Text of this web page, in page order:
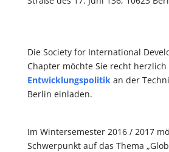
Die Society for International
Chapter möchte Sie recht
Entwicklungspolitik an der
Berlin einladen.
Im Wintersemester 2016 / 2017
Schwerpunkt auf das Thema